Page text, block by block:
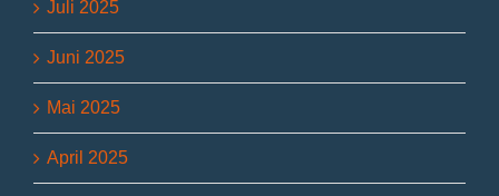
Juli 2025
Juni 2025
Mai 2025
April 2025